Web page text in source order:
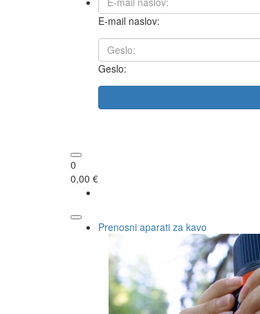
E-mail naslov:
Geslo:
0
0,00 €
Prenosni aparati za kavo